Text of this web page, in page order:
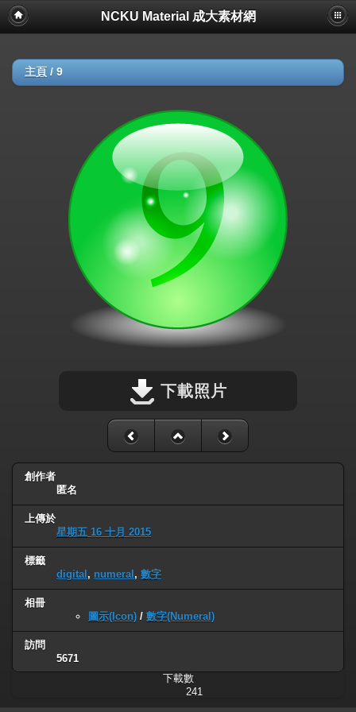
NCKU Material 成大素材網
主頁 / 9
下載照片
創作者
匿名
上傳於
星期五 16 十月 2015
標籤
digital , numeral , 數字
相冊
圖示(Icon) / 數字(Numeral)
訪問
5671
下載數
241